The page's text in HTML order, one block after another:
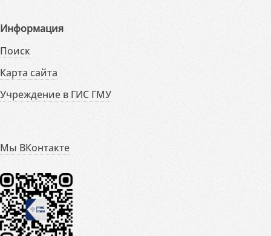
Информация
Поиск
Карта сайта
Учреждение в ГИС ГМУ
Мы ВКонтакте